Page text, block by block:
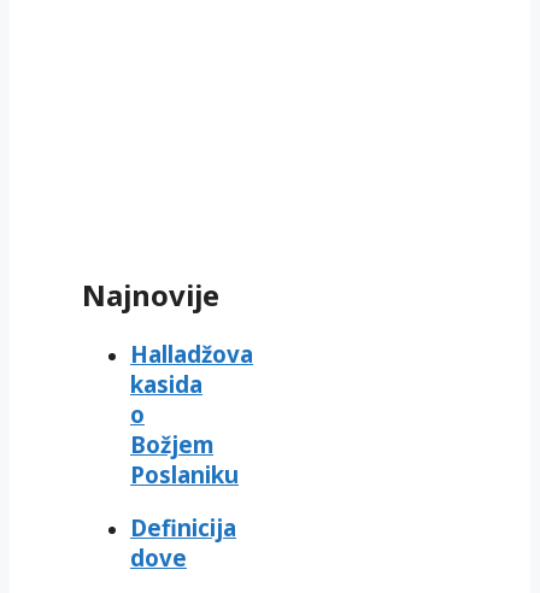
Najnovije
Halladžova
kasida
o
Božjem
Poslaniku
Definicija
dove